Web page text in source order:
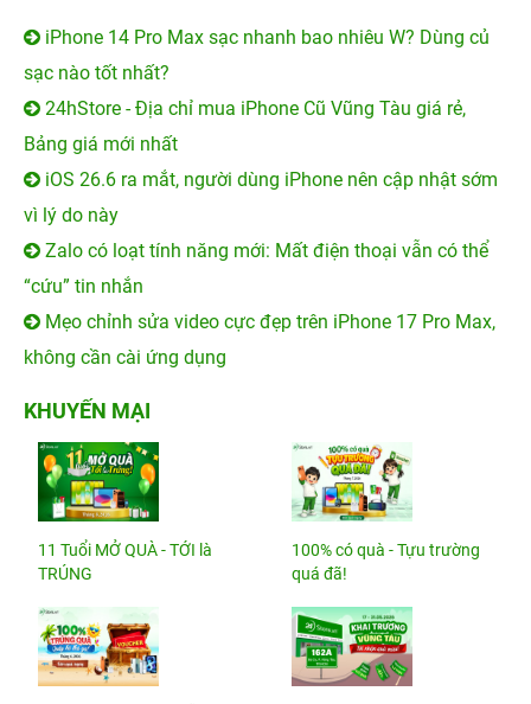
iPhone 14 Pro Max sạc nhanh bao nhiêu W? Dùng củ
sạc nào tốt nhất?
24hStore - Địa chỉ mua iPhone Cũ Vũng Tàu giá rẻ,
Bảng giá mới nhất
iOS 26.6 ra mắt, người dùng iPhone nên cập nhật sớm
vì lý do này
Zalo có loạt tính năng mới: Mất điện thoại vẫn có thể
“cứu” tin nhắn
Mẹo chỉnh sửa video cực đẹp trên iPhone 17 Pro Max,
không cần cài ứng dụng
KHUYẾN MẠI
11 Tuổi MỞ QUÀ - TỚI là
TRÚNG
100% có quà - Tựu trường
quá đã!